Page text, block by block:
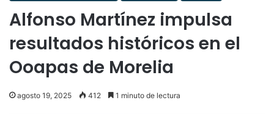
Alfonso Martínez impulsa
resultados históricos en el
Ooapas de Morelia
agosto 19, 2025 412 1 minuto de lectura